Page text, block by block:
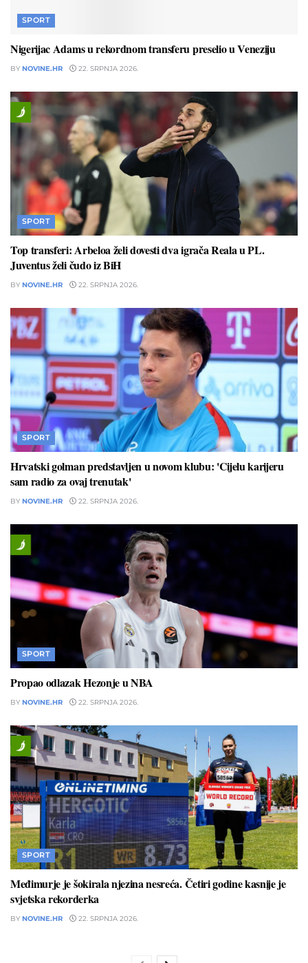
SPORT
Nigerijac Adams u rekordnom transferu preselio u Veneziju
BY NOVINE.HR 22. SRPNJA 2026.
SPORT
Top transferi: Arbeloa želi dovesti dva igrača Reala u PL.
Juventus želi čudo iz BiH
BY NOVINE.HR 22. SRPNJA 2026.
SPORT
Hrvatski golman predstavljen u novom klubu: 'Cijelu karijeru
sam radio za ovaj trenutak'
BY NOVINE.HR 22. SRPNJA 2026.
SPORT
Propao odlazak Hezonje u NBA
BY NOVINE.HR 22. SRPNJA 2026.
SPORT
Međimurje je šokirala njezina nesreća. Četiri godine kasnije je
svjetska rekorderka
BY NOVINE.HR 22. SRPNJA 2026.